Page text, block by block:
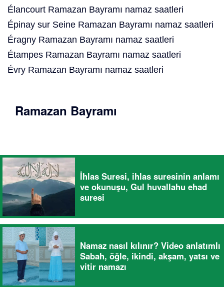
Élancourt Ramazan Bayramı namaz saatleri
Épinay sur Seine Ramazan Bayramı namaz saatleri
Éragny Ramazan Bayramı namaz saatleri
Étampes Ramazan Bayramı namaz saatleri
Évry Ramazan Bayramı namaz saatleri
Ramazan Bayramı
İhlas Suresi, ihlas suresinin anlamı
ve okunuşu, Gul huvallahu ehad
suresi
Namaz nasıl kılınır? Video anlatımlı
Sabah, öğle, ikindi, akşam, yatsı ve
vitir namazı